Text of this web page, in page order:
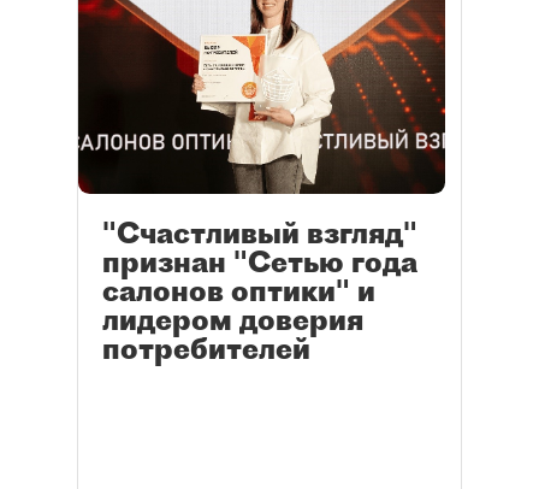
"Счастливый взгляд"
признан "Сетью года
салонов оптики" и
лидером доверия
потребителей